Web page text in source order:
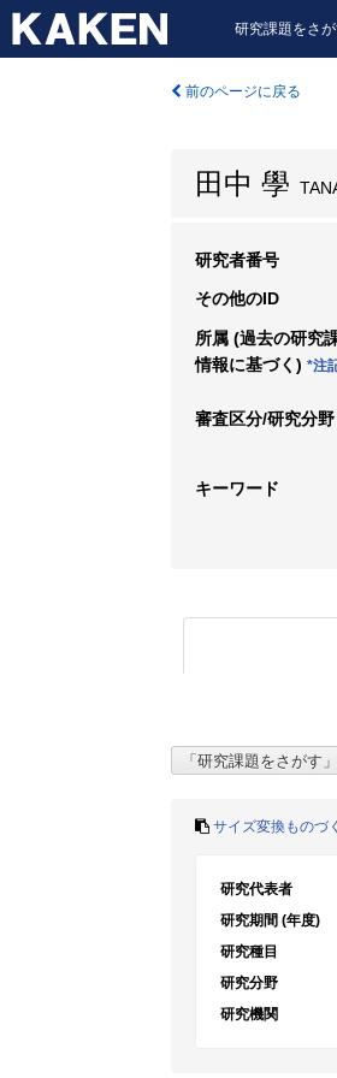
研究課題をさ
前のページに戻る
田中 學
研究者番号
その他のID
所属 (過去の研究
情報に基づく) *注
審査区分/研究分野
キーワード
サイズ変換ものづ
研究代表者
研究期間 (年度)
研究種目
研究分野
研究機関